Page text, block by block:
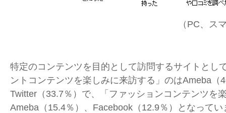
（PC、ス
特定のコンテンツを目的として訪問するサイトとし
ントコンテンツを楽しみに来訪する」のはAmeba（
Twitter（33.7％）で、「ファッションコンテンツを
Ameba（15.4％）、Facebook（12.9％）となって